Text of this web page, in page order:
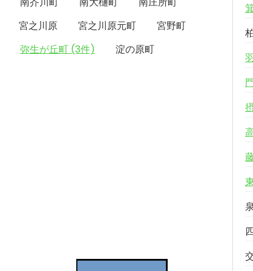
宮之川原 宮之川原元町
宮野町
弥生が丘町 (3件)
淀の原町